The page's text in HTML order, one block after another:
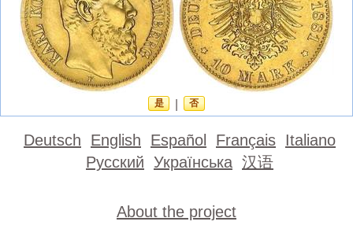
是 否
Deutsch English Español Français Italiano
Русский Українська 汉语
About the project